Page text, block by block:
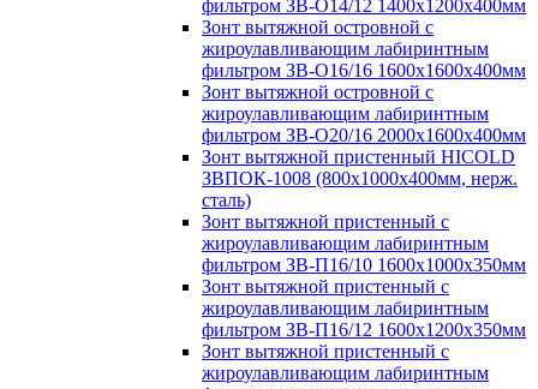
фильтром ЗВ-О14/12 1400х1200х400мм
Зонт вытяжной островной с
жироулавливающим лабиринтным
фильтром ЗВ-О16/16 1600х1600х400мм
Зонт вытяжной островной с
жироулавливающим лабиринтным
фильтром ЗВ-О20/16 2000х1600х400мм
Зонт вытяжной пристенный HICOLD
ЗВПОК-1008 (800х1000х400мм, нерж.
сталь)
Зонт вытяжной пристенный с
жироулавливающим лабиринтным
фильтром ЗВ-П16/10 1600х1000х350мм
Зонт вытяжной пристенный с
жироулавливающим лабиринтным
фильтром ЗВ-П16/12 1600х1200х350мм
Зонт вытяжной пристенный с
жироулавливающим лабиринтным